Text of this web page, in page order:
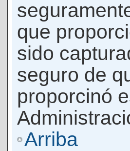
que
sido
seguro de
proporcinó
Arriba